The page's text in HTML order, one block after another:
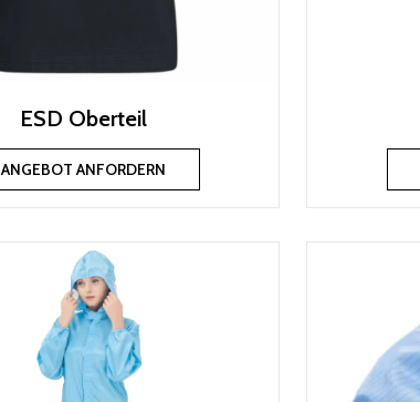
ESD Oberteil
ANGEBOT ANFORDERN